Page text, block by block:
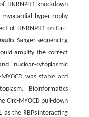
HNRNPH1 knockdown
hypertrophy
of HNRNPH1 on Circ-
Sanger sequencing
amplify the correct
nuclear-cytoplasmic
was stable and
Bioinformatics
Circ-MYOCD pull-down
as the RBPs interacting